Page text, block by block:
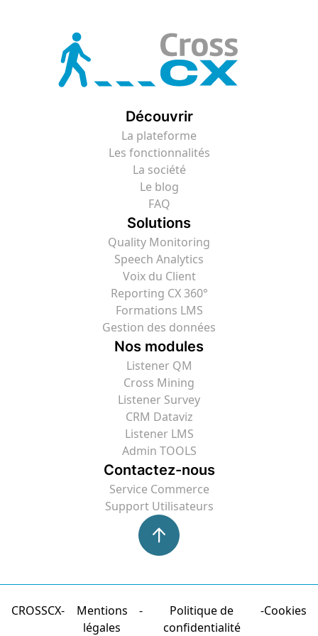
Découvrir
La plateforme
Les fonctionnalités
La société
Le blog
FAQ
Solutions
Quality Monitoring
Speech Analytics
Voix du Client
Reporting CX 360°
Formations LMS
Gestion des données
Nos modules
Listener QM
Cross Mining
Listener Survey
CRM Dataviz
Listener LMS
Admin TOOLS
Contactez-nous
Service Commerce
Support Utilisateurs
CROSSCX
Mentions
légales
Politique de
confidentialité
Cookies